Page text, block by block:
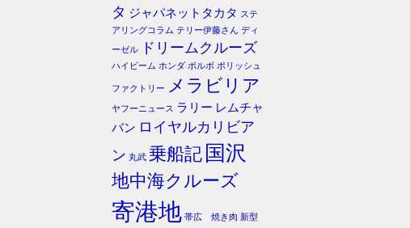
タ ジャパネットタカタ ステ
アリングコラム テリー伊藤さん ディ
ーゼル
ドリームクルーズ
ハイビーム ホンダ ボルボ ポリッシュ
ファクトリー メラビリア
ヤフーニュース ラリー レムチャ
バン ロイヤルカリビア
ン 丸武 乗船記 国沢
地中海クルーズ
寄港地 帯広 焼き肉 新型